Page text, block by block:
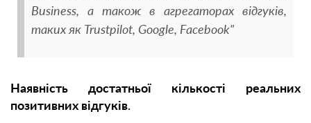
Business, а також в агрегаторах відгуків,
таких як Trustpilot, Google, Facebook"
Наявність достатньої кількості реальних
позитивних відгуків.